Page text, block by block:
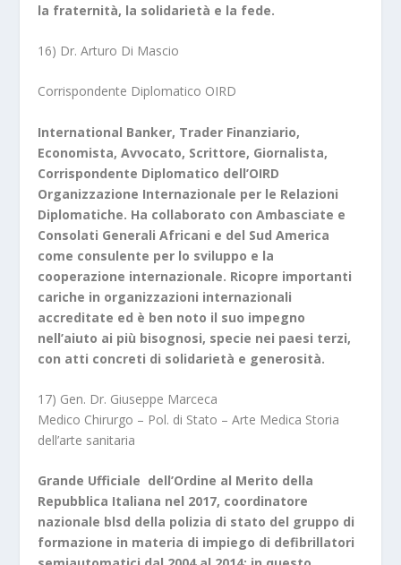
la fraternità, la solidarietà e la fede.
16) Dr. Arturo Di Mascio
Corrispondente Diplomatico OIRD
International Banker, Trader Finanziario,
Economista, Avvocato, Scrittore, Giornalista,
Corrispondente Diplomatico dell’OIRD
Organizzazione Internazionale per le Relazioni
Diplomatiche. Ha collaborato con Ambasciate e
Consolati Generali Africani e del Sud America
come consulente per lo sviluppo e la
cooperazione internazionale. Ricopre importanti
cariche in organizzazioni internazionali
accreditate ed è ben noto il suo impegno
nell’aiuto ai più bisognosi, specie nei paesi terzi,
con atti concreti di solidarietà e generosità.
17) Gen. Dr. Giuseppe Marceca
Medico Chirurgo – Pol. di Stato – Arte Medica Storia
dell’arte sanitaria
Grande Ufficiale dell’Ordine al Merito della
Repubblica Italiana nel 2017, coordinatore
nazionale blsd della polizia di stato del gruppo di
formazione in materia di impiego di defibrillatori